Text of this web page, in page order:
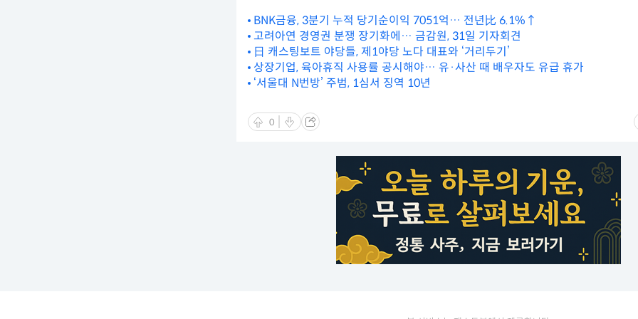
BNK금융, 3분기 누적 당기순이익 7051억… 전년比 6.1%↑
고려아연 경영권 분쟁 장기화에… 금감원, 31일 기자회견
日 캐스팅보트 야당들, 제1야당 노다 대표와 ‘거리두기’
상장기업, 육아휴직 사용률 공시해야… 유·사산 때 배우자도 유급 휴가
‘서울대 N번방’ 주범, 1심서 징역 10년
0